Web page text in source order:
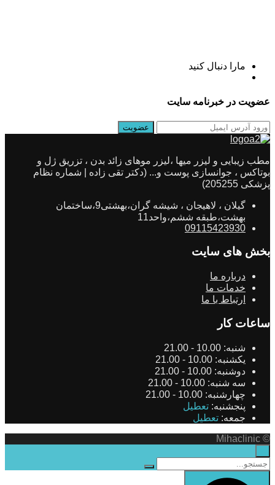
مارا دنبال کنید
عضویت در خبرنامه سایت
مطب زیبایی و لیزر میها ،لیزر موهای زائد بدن ، تزریق ژل و
بوتاکس ، جوانسازی پوست و... (دکتر تقی زاده | شماره نظام
پزشکی 205255)
گیلان ، لاهیجان ، شیشه گران،بهشتی9،ساختمان
بهشت،طبقه ششم،واحد11
09115423930
بخش های سایت
درباره ما
خدمات ما
ارتباط با ما
ساعات کار
شنبه: 10.00 - 21.00
یکشنبه: 10.00 - 21.00
دوشنبه: 10.00 - 21.00
سه شنبه: 10.00 - 21.00
چهارشنبه: 10.00 - 21.00
پنجشنبه: تعطیل
جمعه: تعطیل
© Mihaclinic